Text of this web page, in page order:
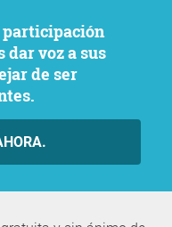
dar voz a sus
de ser